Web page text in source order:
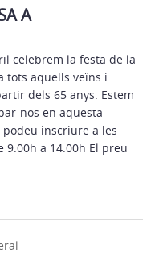
A
celebrem la festa de la
tots aquells veïns i
dels 65 anys. Estem
nos en aquesta
podeu inscriure a les
9:00h a 14:00h El preu